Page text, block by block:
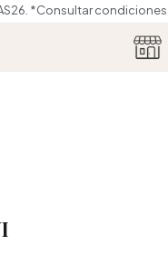
*Consultar condiciones